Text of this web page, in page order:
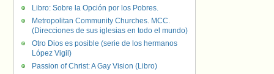
Libro: Sobre la Opción por los Pobres.
Metropolitan Community Churches. MCC.
(Direcciones de sus iglesias en todo el mundo)
Otro Dios es posible (serie de los hermanos
López Vigil)
Passion of Christ: A Gay Vision (Libro)